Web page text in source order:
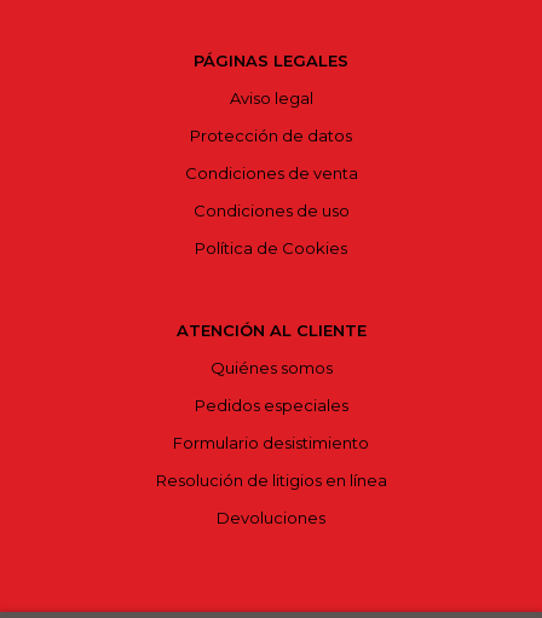
PÁGINAS LEGALES
Aviso legal
Protección de datos
Condiciones de venta
Condiciones de uso
Política de Cookies
ATENCIÓN AL CLIENTE
Quiénes somos
Pedidos especiales
Formulario desistimiento
Resolución de litigios en línea
Devoluciones